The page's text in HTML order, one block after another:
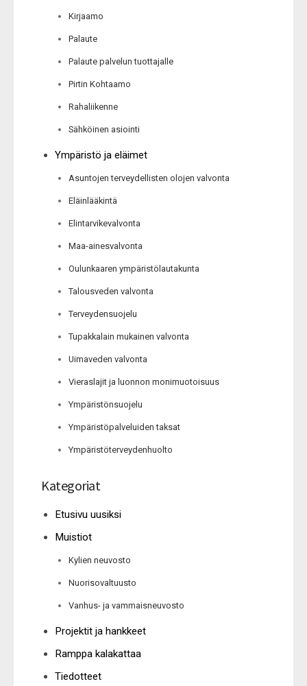
Kirjaamo
Palaute
Palaute palvelun tuottajalle
Pirtin Kohtaamo
Rahaliikenne
Sähköinen asiointi
Ympäristö ja eläimet
Asuntojen terveydellisten olojen valvonta
Eläinlääkintä
Elintarvikevalvonta
Maa-ainesvalvonta
Oulunkaaren ympäristölautakunta
Talousveden valvonta
Terveydensuojelu
Tupakkalain mukainen valvonta
Uimaveden valvonta
Vieraslajit ja luonnon monimuotoisuus
Ympäristönsuojelu
Ympäristöpalveluiden taksat
Ympäristöterveydenhuolto
Kategoriat
Etusivu uusiksi
Muistiot
Kylien neuvosto
Nuorisovaltuusto
Vanhus- ja vammaisneuvosto
Projektit ja hankkeet
Ramppa kalakattaa
Tiedotteet